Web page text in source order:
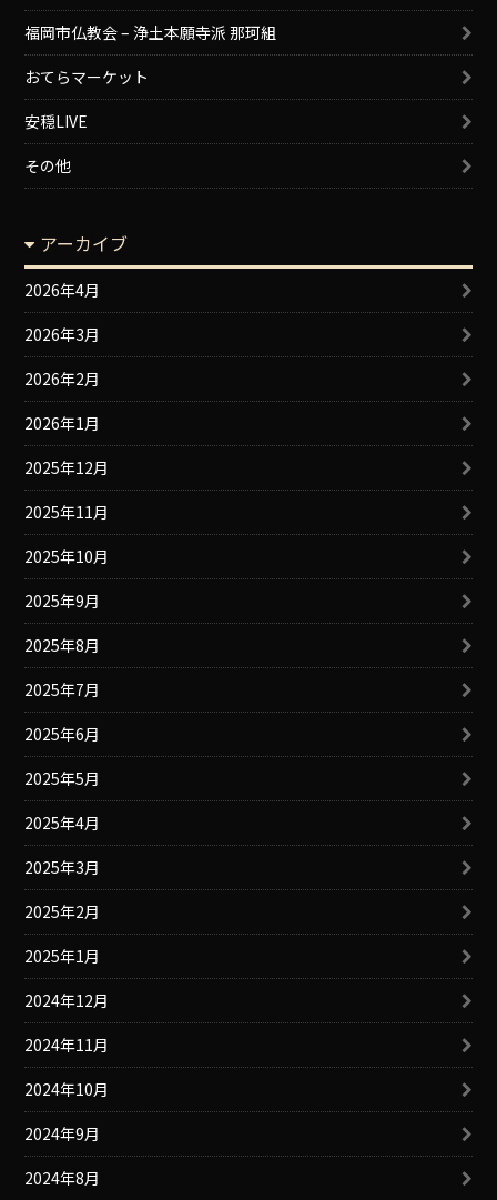
福岡市仏教会 – 浄土本願寺派 那珂組
おてらマーケット
安穏LIVE
その他
アーカイブ
2026年4月
2026年3月
2026年2月
2026年1月
2025年12月
2025年11月
2025年10月
2025年9月
2025年8月
2025年7月
2025年6月
2025年5月
2025年4月
2025年3月
2025年2月
2025年1月
2024年12月
2024年11月
2024年10月
2024年9月
2024年8月